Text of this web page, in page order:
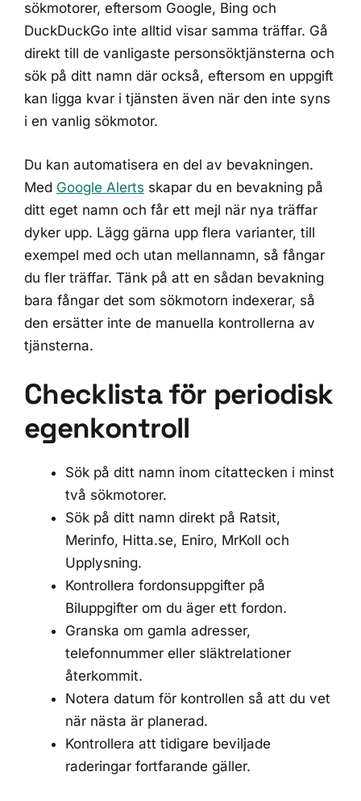
sökmotorer, eftersom Google, Bing och
DuckDuckGo inte alltid visar samma träffar. Gå
direkt till de vanligaste personsöktjänsterna och
sök på ditt namn där också, eftersom en uppgift
kan ligga kvar i tjänsten även när den inte syns
i en vanlig sökmotor.
Du kan automatisera en del av bevakningen.
Med Google Alerts skapar du en bevakning på
ditt eget namn och får ett mejl när nya träffar
dyker upp. Lägg gärna upp flera varianter, till
exempel med och utan mellannamn, så fångar
du fler träffar. Tänk på att en sådan bevakning
bara fångar det som sökmotorn indexerar, så
den ersätter inte de manuella kontrollerna av
tjänsterna.
Checklista för periodisk
egenkontroll
Sök på ditt namn inom citattecken i minst
två sökmotorer.
Sök på ditt namn direkt på Ratsit,
Merinfo, Hitta.se, Eniro, MrKoll och
Upplysning.
Kontrollera fordonsuppgifter på
Biluppgifter om du äger ett fordon.
Granska om gamla adresser,
telefonnummer eller släktrelationer
återkommit.
Notera datum för kontrollen så att du vet
när nästa är planerad.
Kontrollera att tidigare beviljade
raderingar fortfarande gäller.